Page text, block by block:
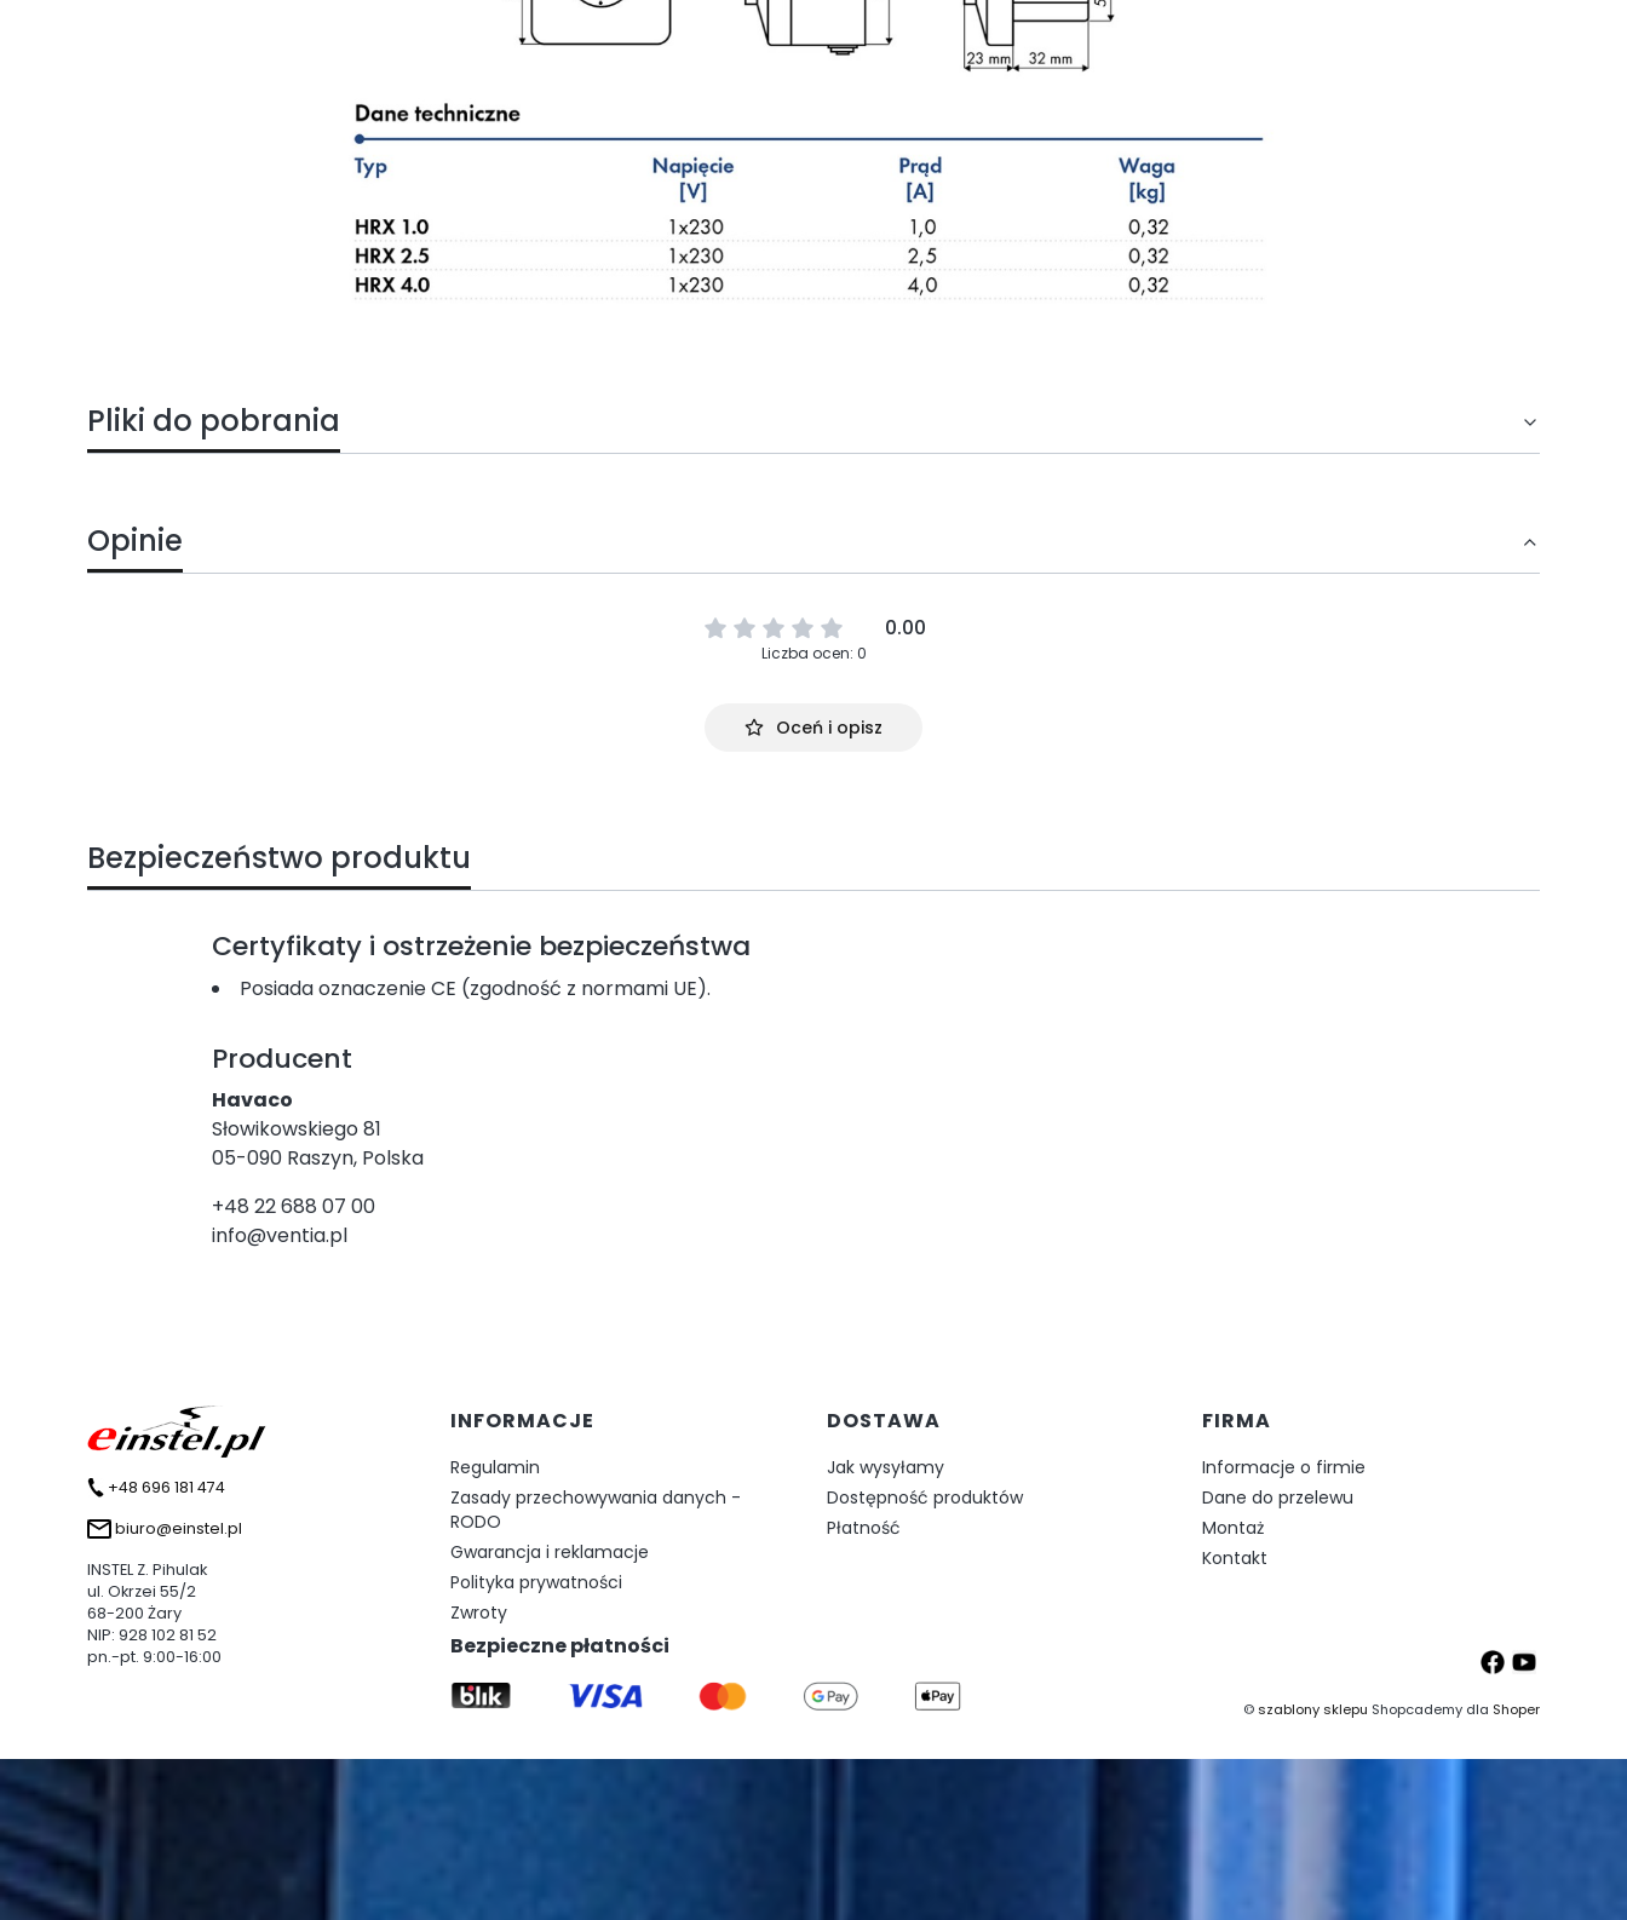
Pliki do pobrania
Opinie
0.00
Liczba ocen: 0
Oceń i opisz
Bezpieczeństwo produktu
Certyfikaty i ostrzeżenie bezpieczeństwa
Posiada oznaczenie CE (zgodność z normami UE).
Producent
Havaco
Słowikowskiego 81
05-090 Raszyn, Polska
+48 22 688 07 00
info@ventia.pl
+48 696 181 474
biuro@einstel.pl
INSTEL Z. Pihulak
ul. Okrzei 55/2
68-200 Żary
NIP: 928 102 81 52
pn.-pt. 9:00-16:00
Linki w stopce
INFORMACJE
Regulamin
Zasady przechowywania danych -
RODO
Gwarancja i reklamacje
Polityka prywatności
Zwroty
DOSTAWA
Jak wysyłamy
Dostępność produktów
Płatność
FIRMA
Informacje o firmie
Dane do przelewu
Montaż
Kontakt
Bezpieczne płatności
©szablony sklepu Shopcademy dla Shoper